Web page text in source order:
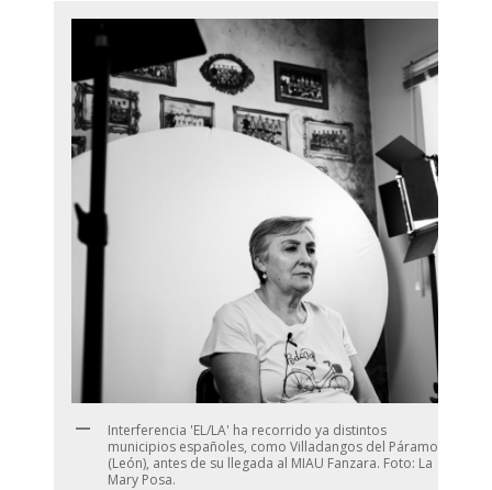
Interferencia 'EL/LA' ha recorrido ya distintos
municipios españoles, como Villadangos del Páramo
(León), antes de su llegada al MIAU Fanzara. Foto: La
Mary Posa.